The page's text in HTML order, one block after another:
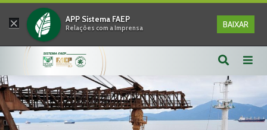
× APP Sistema FAEP
Relações com a Imprensa BAIXAR